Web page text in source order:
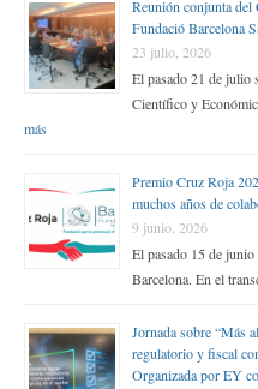
Reunión conjunta
Fundació Barcelona
23 julio, 2026
El pasado 21 de julio
Científico y
más
Premio Cruz Roja
muchos años de
9 junio, 2026
El pasado 15 de
Barcelona. En el
Jornada sobre “Más
regulatorio y fiscal
Organizada por EY